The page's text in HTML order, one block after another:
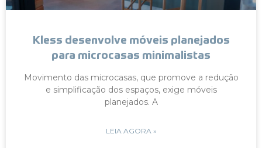
Kless desenvolve móveis planejados
para microcasas minimalistas
Movimento das microcasas, que promove a redução
e simplificação dos espaços, exige móveis
planejados. A
LEIA AGORA »